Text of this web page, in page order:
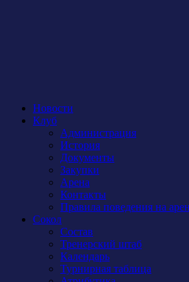
Новости
Клуб
Администрация
История
Документы
Закупки
Арена
Контакты
Правила поведения на
Сокол
Состав
Тренерский штаб
Календарь
Турнирная таблица